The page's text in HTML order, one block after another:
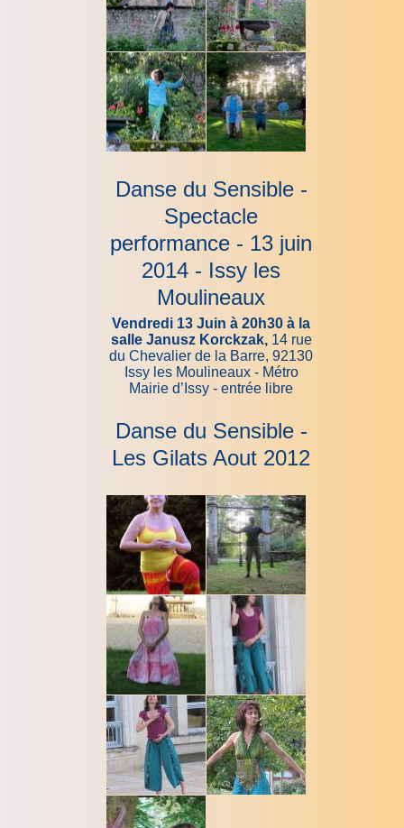
Danse du Sensible -
Spectacle
performance - 13 juin
2014 - Issy les
Moulineaux
Vendredi 13 Juin à 20h30 à la
salle Janusz Korckzak, 14 rue
du Chevalier de la Barre, 92130
Issy les Moulineaux - Métro
Mairie d’Issy - entrée libre
Danse du Sensible -
Les Gilats Aout 2012